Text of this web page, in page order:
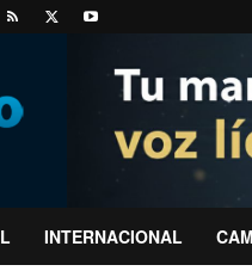
INTERNACIONAL